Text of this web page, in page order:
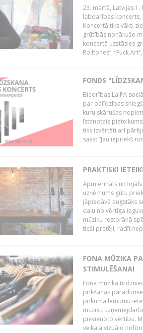
23. martā, Latvijas 1.
labdarības koncerts,
Koncertā tiks vākti
grūtībās nonākušo
koncertā uzstāsies
Rolltones“, “Fuck
FONDS
Biedrības LaIPA
par palīdzības
kuru skārušas
īstenotais
tiks izvērtēti arī
saka: “Jau iepriekš
PRAKTISKI
Apmierināts un
uzņēmums gūtu
jāpiedāvā augstāks
daļu no vērtīga
mūziku restorānā
tieši pretēji, radīt
FONA MŪZIKA
STIMULĒŠANAI
Fona mūzika
pirkšanas
pirkuma lēmumu
mūziku
pievienoto vērtību.
veikala vizuālo